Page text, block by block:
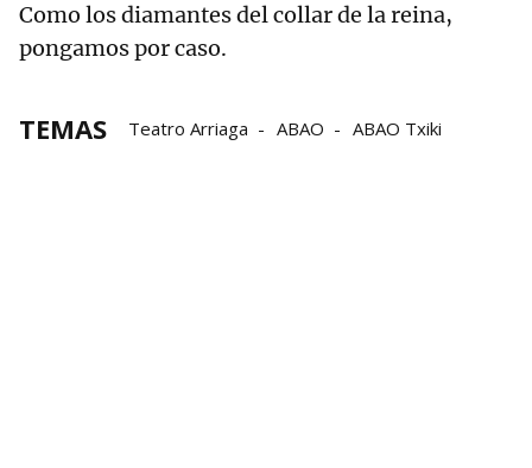
Como los diamantes del collar de la reina,
pongamos por caso.
TEMAS Teatro Arriaga ABAO ABAO Txiki